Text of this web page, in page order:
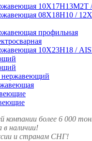
10Х17Н13М2Т
08Х18Н10 /
профильная
10Х23Н18 /
нержавеющий
компании более 6 000
в наличии!
и странам СНГ!